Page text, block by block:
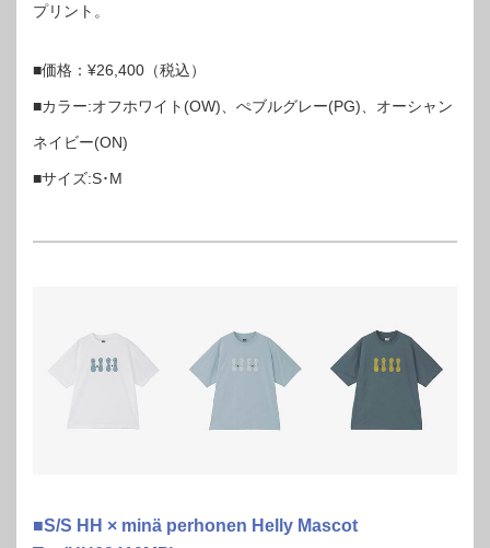
プリント。
■価格：¥26,400（税込）
■カラー:オフホワイト(OW)、ぺブルグレー(PG)、オーシャン
ネイビー(ON)
■サイズ:S･M
■S/S HH × minä perhonen Helly Mascot